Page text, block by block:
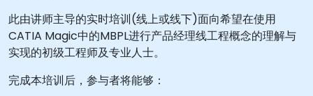
此由讲师主导的实时培训(线上或线下)面向希望在使用
CATIA Magic中的MBPL进行产品经理线工程概念的理解与
实现的初级工程师及专业人士。
完成本培训后，参与者将能够：